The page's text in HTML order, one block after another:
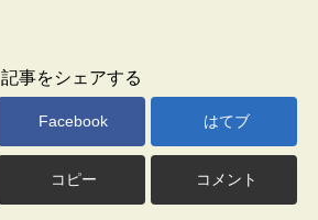
記事をシェアする
Facebook はてブ
コピー コメント